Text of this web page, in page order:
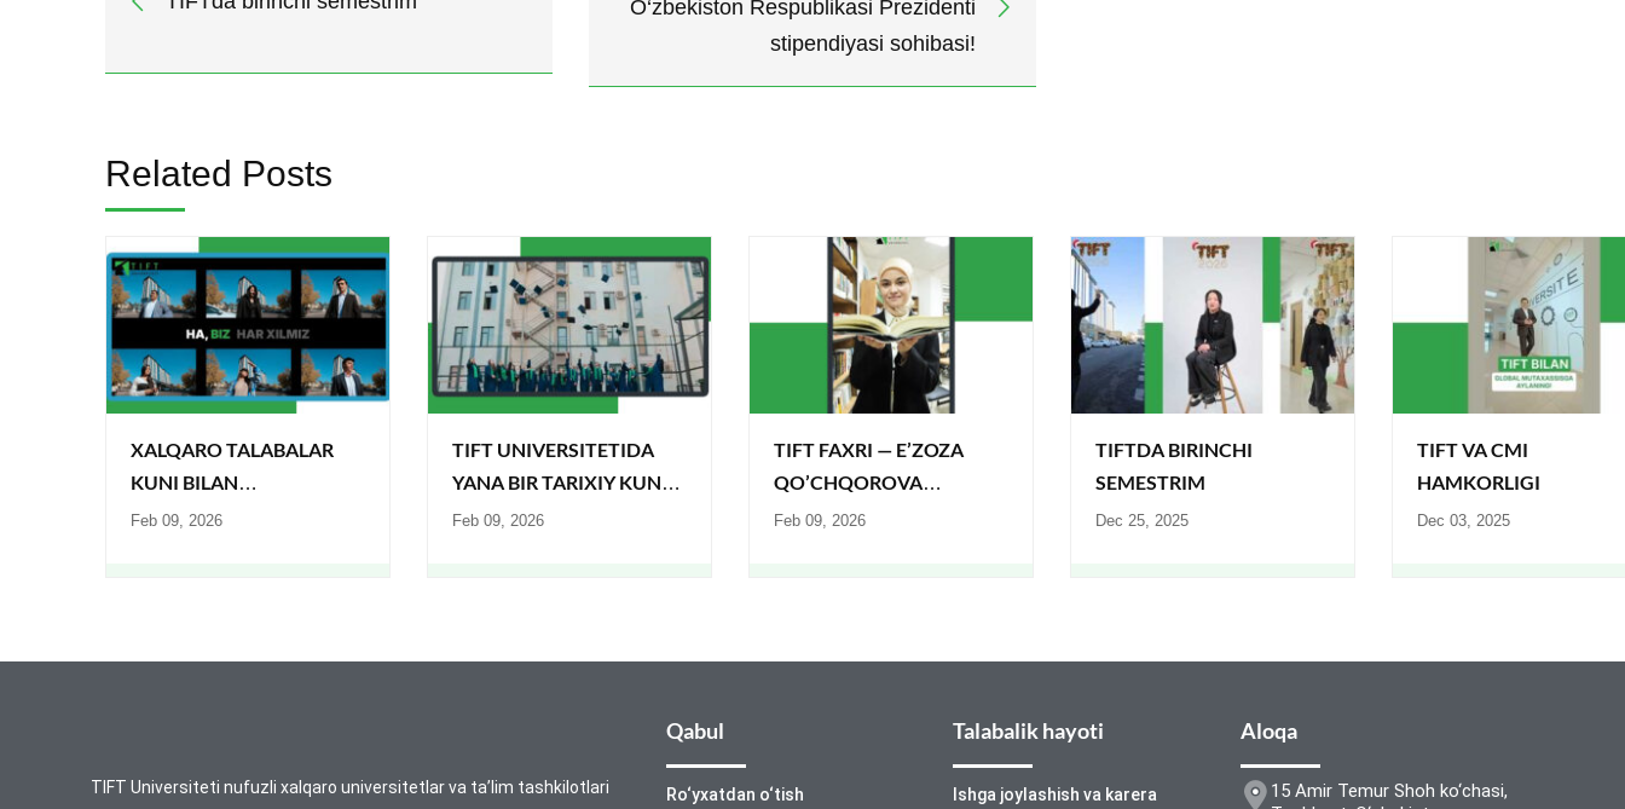
O‘zbekiston Respublikasi Prezidenti
stipendiyasi sohibasi!
Related Posts
XALQARO TALABALAR
KUNI BILAN
TABRIKLAYDI!
Feb 09, 2026
TIFT UNIVERSITETIDA
YANA BIR TARIXIY KUN
BO‘LDI!
Feb 09, 2026
TIFT FAXRI — E’ZOZA
QO’CHQOROVA
O‘ZBEKISTON
Feb 09, 2026
TIFTDA BIRINCHI
SEMESTRIM
Dec 25, 2025
TIFT VA CMI
HAMKORLIGI
Dec 03, 2025
TIFT Universiteti nufuzli xalqaro universitetlar va ta’lim tashkilotlari
Qabul
Ro‘yxatdan o‘tish
Talabalik hayoti
Ishga joylashish va karera
Aloqa
15 Amir Temur Shoh ko‘chasi,